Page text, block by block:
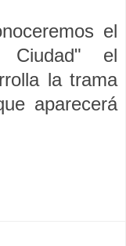
el
el
la trama
aparecerá